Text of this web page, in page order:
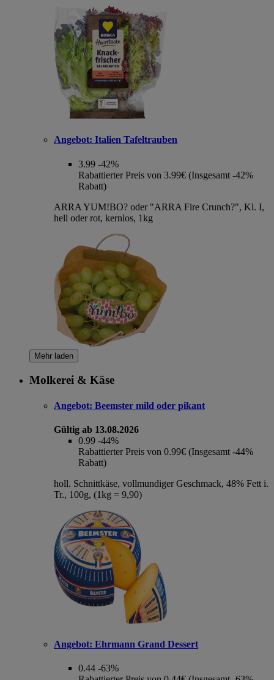
Angebot: Italien Tafeltrauben
3.99 -42%
Rabattierter Preis von 3.99€ (Insgesamt -42%
Rabatt)
ARRA YUM!BO? oder "ARRA Fire Crunch?", Kl. I,
hell oder rot, kernlos, 1kg
Mehr laden
Molkerei & Käse
Angebot: Beemster mild oder pikant
Gültig ab 13.08.2026
0.99 -44%
Rabattierter Preis von 0.99€ (Insgesamt -44%
Rabatt)
holl. Schnittkäse, vollmundiger Geschmack, 48% Fett i.
Tr., 100g, (1kg = 9,90)
Angebot: Ehrmann Grand Dessert
0.44 -63%